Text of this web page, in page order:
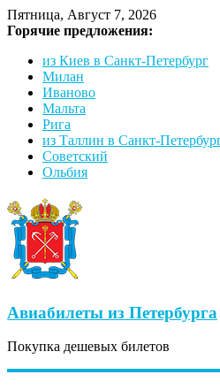
Пятница, Август 7, 2026
Горячие предложения:
из Киев в Санкт-Петербург
Милан
Иваново
Мальта
Рига
из Таллин в Санкт-
Советский
Ольбия
Авиабилеты из Петербурга
Покупка дешевых билетов